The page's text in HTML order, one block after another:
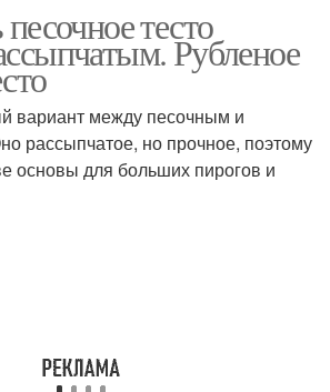
тесто
Рубленое
вариант между песочным и
рассыпчатое, но прочное, поэтому
основы для больших пирогов и